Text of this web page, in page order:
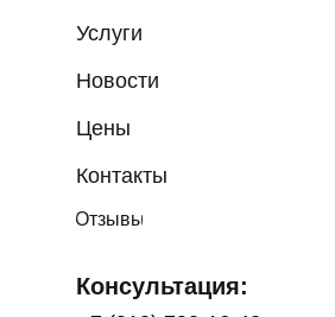
Услуги
Новости
Контакты
Цены
Отзывы
Консультация: